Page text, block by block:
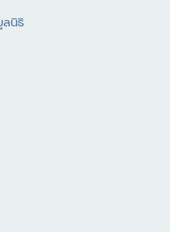
นิธิ